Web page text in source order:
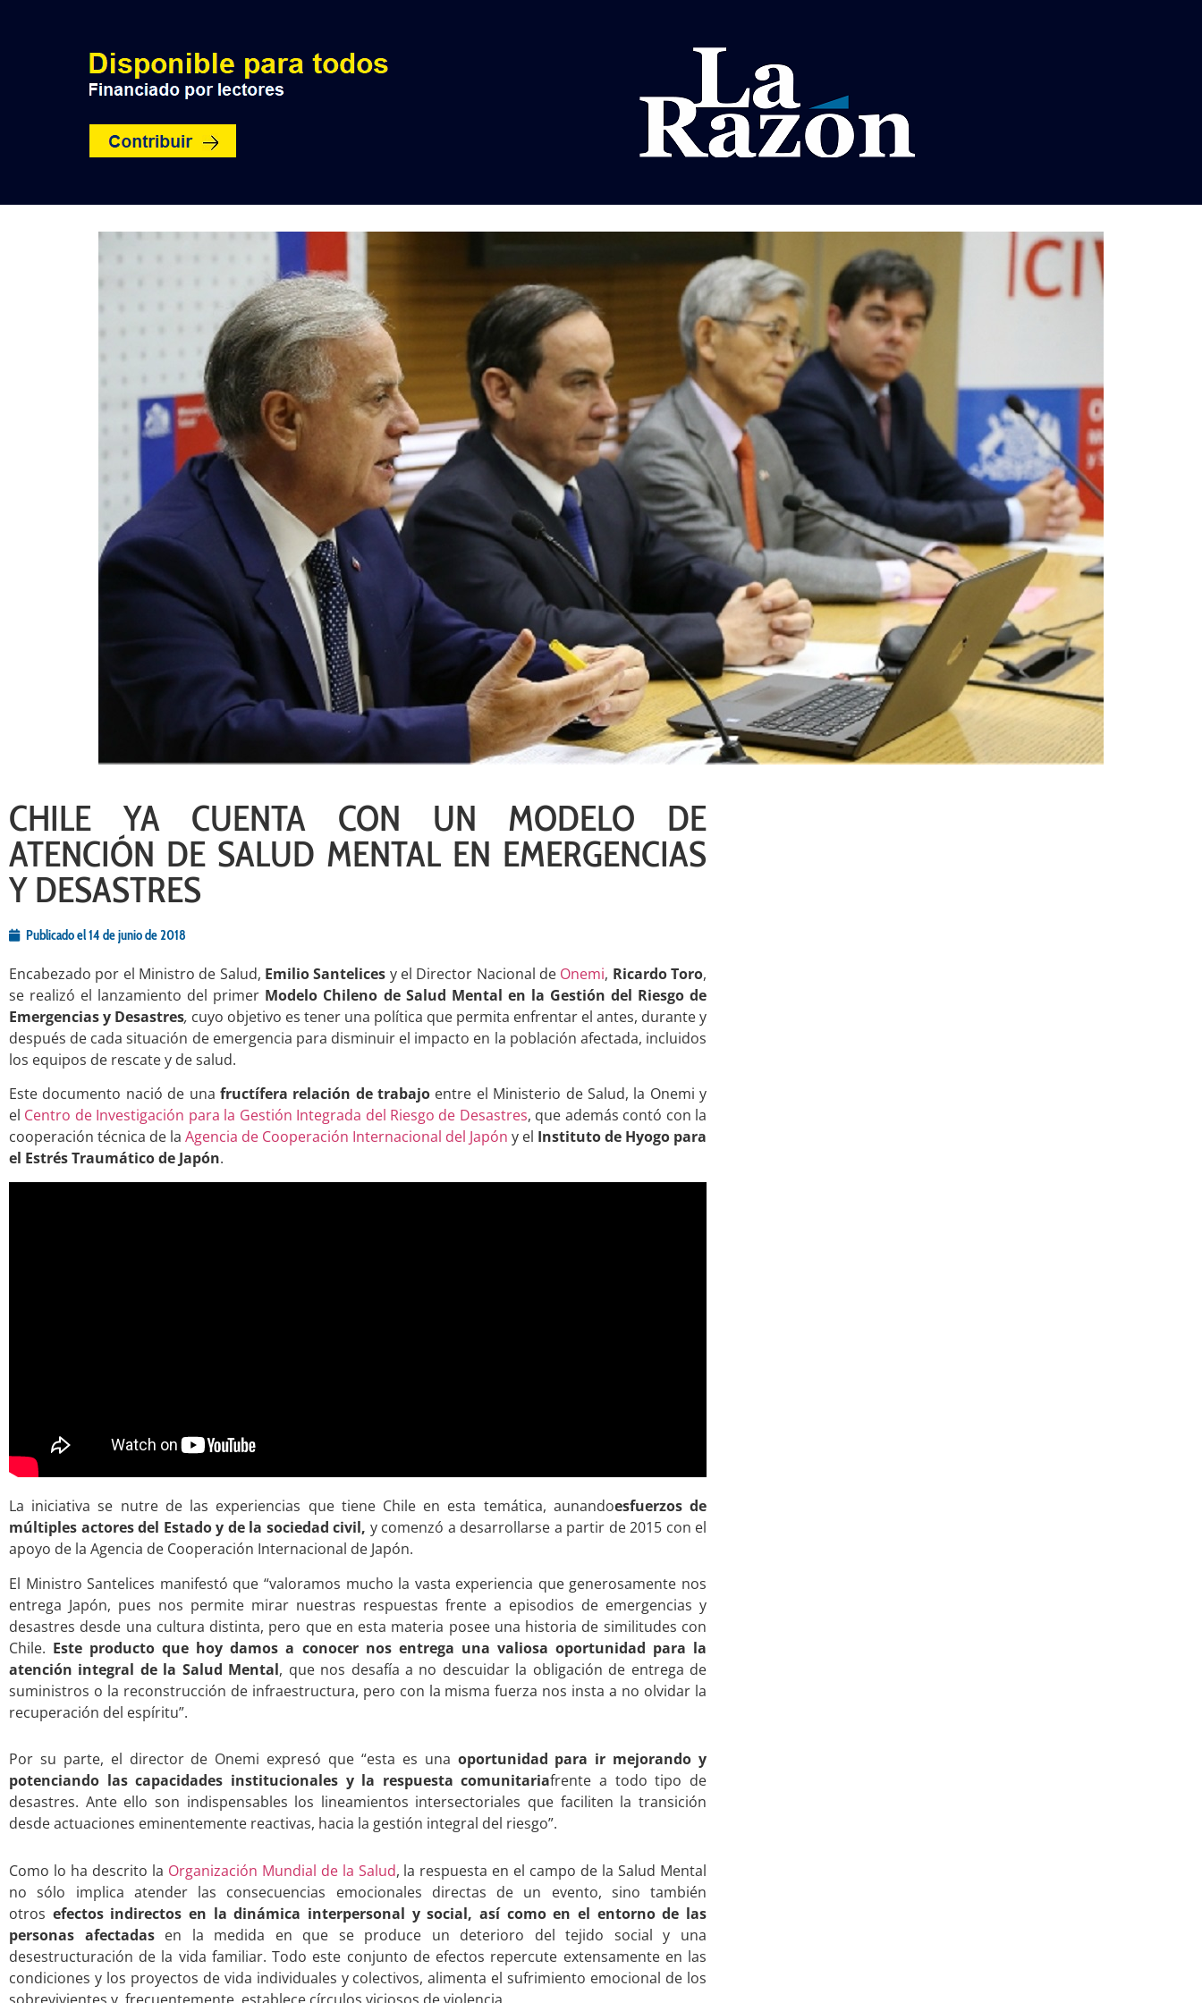
CHILE YA CUENTA CON UN MODELO DE
ATENCIÓN DE SALUD MENTAL EN EMERGENCIAS
Y DESASTRES
Publicado el14 de junio de 2018
Encabezado por el Ministro de Salud, Emilio Santelices y el Director Nacional de Onemi, Ricardo Toro,
se realizó el lanzamiento del primer Modelo Chileno de Salud Mental en la Gestión del Riesgo de
Emergencias y Desastres, cuyo objetivo es tener una política que permita enfrentar el antes, durante y
después de cada situación de emergencia para disminuir el impacto en la población afectada, incluidos
los equipos de rescate y de salud.
Este documento nació de una fructífera relación de trabajo entre el Ministerio de Salud, la Onemi y
el Centro de Investigación para la Gestión Integrada del Riesgo de Desastres, que además contó con la
cooperación técnica de la Agencia de Cooperación Internacional del Japón y el Instituto de Hyogo para
el Estrés Traumático de Japón.
La iniciativa se nutre de las experiencias que tiene Chile en esta temática, aunandoesfuerzos de
múltiples actores del Estado y de la sociedad civil, y comenzó a desarrollarse a partir de 2015 con el
apoyo de la Agencia de Cooperación Internacional de Japón.
El Ministro Santelices manifestó que “valoramos mucho la vasta experiencia que generosamente nos
entrega Japón, pues nos permite mirar nuestras respuestas frente a episodios de emergencias y
desastres desde una cultura distinta, pero que en esta materia posee una historia de similitudes con
Chile. Este producto que hoy damos a conocer nos entrega una valiosa oportunidad para la
atención integral de la Salud Mental, que nos desafía a no descuidar la obligación de entrega de
suministros o la reconstrucción de infraestructura, pero con la misma fuerza nos insta a no olvidar la
recuperación del espíritu”.
Por su parte, el director de Onemi expresó que “esta es una oportunidad para ir mejorando y
potenciando las capacidades institucionales y la respuesta comunitariafrente a todo tipo de
desastres. Ante ello son indispensables los lineamientos intersectoriales que faciliten la transición
desde actuaciones eminentemente reactivas, hacia la gestión integral del riesgo”.
Como lo ha descrito la Organización Mundial de la Salud, la respuesta en el campo de la Salud Mental
no sólo implica atender las consecuencias emocionales directas de un evento, sino también
otros efectos indirectos en la dinámica interpersonal y social, así como en el entorno de las
personas afectadasen la medida en que se produce un deterioro del tejido social y una
desestructuración de la vida familiar. Todo este conjunto de efectos repercute extensamente en las
condiciones y los proyectos de vida individuales y colectivos, alimenta el sufrimiento emocional de los